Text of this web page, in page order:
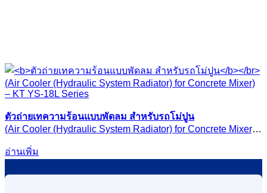
ตัวถ่ายเทความร้อนแบบพัดลม สำหรับรถโม่ปูน
(Air Cooler (Hydraulic System Radiator) for Concrete Mixer)
อ่านเพิ่ม